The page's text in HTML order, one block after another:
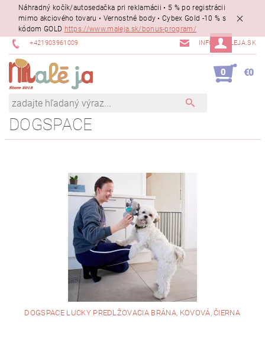
Náhradný kočík/autosedačka pri reklamácii • 5 % po registrácii
mimo akciového tovaru • Vernostné body • Cybex Gold -10 % s
kódom GOLD https://www.maleja.sk/bonus-program/
+421903961009 INFO@MALEJA.SK
0 €0
DOGSPACE
DOGSPACE LUCKY PREDLŽOVACIA BRÁNA, KOVOVÁ, ČIERNA